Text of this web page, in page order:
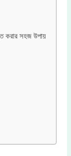
করার সহজ উপায়